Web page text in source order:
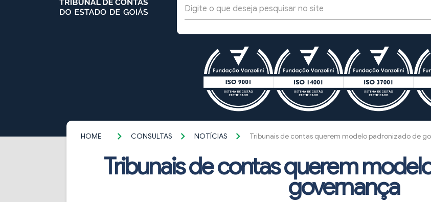
HOME CONSULTAS NOTÍCIAS Tribunais de contas querem modelo padronizado de
Tribunais de contas querem
governança